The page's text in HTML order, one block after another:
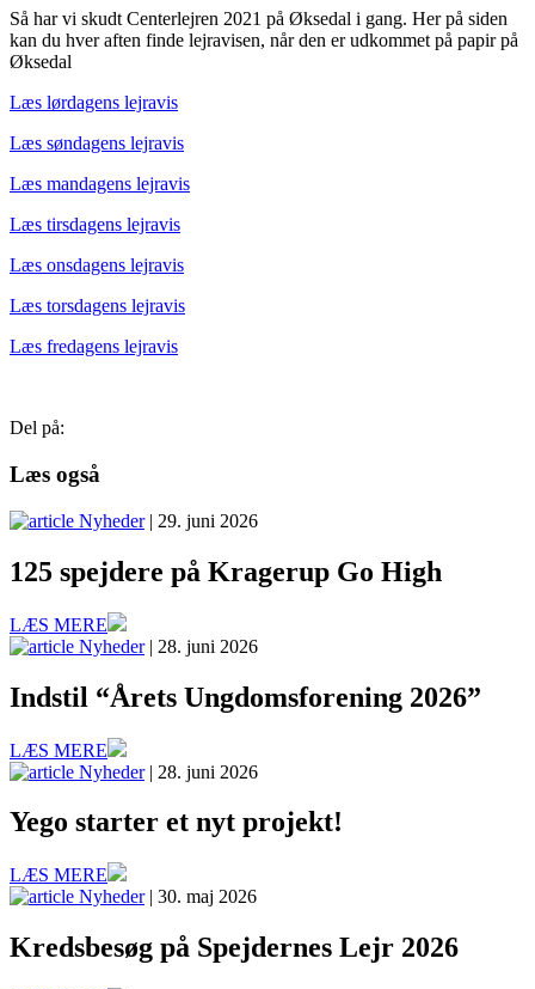
Så har vi skudt Centerlejren 2021 på Øksedal i gang. Her på siden
kan du hver aften finde lejravisen, når den er udkommet på papir på
Øksedal
Læs lørdagens lejravis
Læs søndagens lejravis
Læs mandagens lejravis
Læs tirsdagens lejravis
Læs onsdagens lejravis
Læs torsdagens lejravis
Læs fredagens lejravis
Del på:
Læs også
Nyheder| 29. juni 2026
125 spejdere på Kragerup Go High
LÆS MERE
Nyheder| 28. juni 2026
Indstil “Årets Ungdomsforening 2026”
LÆS MERE
Nyheder| 28. juni 2026
Yego starter et nyt projekt!
LÆS MERE
Nyheder| 30. maj 2026
Kredsbesøg på Spejdernes Lejr 2026